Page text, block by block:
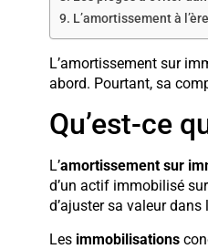
L’amortissement à
L’amortissement sur
abord. Pourtant, sa
Qu’est-ce
L’amortissement sur
d’un actif immobilisé
d’ajuster sa valeur dans
Les immobilisations